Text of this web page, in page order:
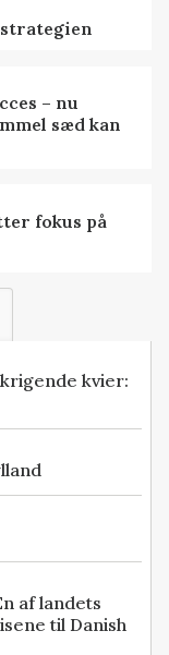
– nu
sæd kan
fokus på
kvier:
af landets
til Danish